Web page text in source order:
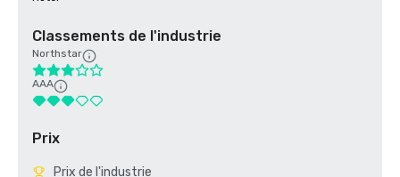
Classements de l'industrie
Northstar
AAA
Prix
Prix de l'industrie